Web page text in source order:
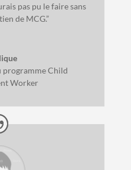
pas pu le faire sans
de MCG.”
programme Child
Worker